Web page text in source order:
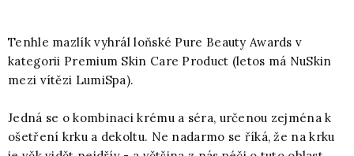
Tenhle mazlík vyhrál loňské Pure Beauty Awards v
kategorii Premium Skin Care Product (letos má NuSkin
mezi vítězi LumiSpa).
Jedná se o kombinaci krému a séra, určenou zejména k
ošetření krku a dekoltu. Ne nadarmo se říká, že na krku